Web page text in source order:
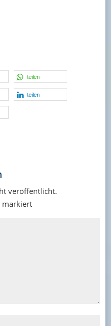
teilen
teilen
veröffentlicht.
markiert